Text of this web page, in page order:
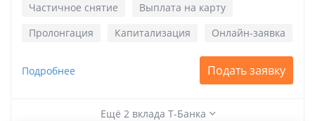
Частичное снятие
Выплата на карту
Пролонгация
Капитализация Онлайн-заявка
Подробнее Подать заявку
Ещё 2 вклада Т-Банка